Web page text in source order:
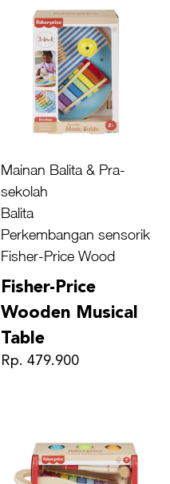
Mainan Balita & Pra-
sekolah
Balita
Perkembangan sensorik
Fisher-Price Wood
Fisher-Price
Wooden Musical
Table
Rp. 479.900